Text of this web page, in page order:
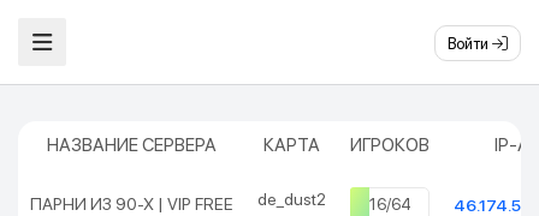
Войти
НАЗВАНИЕ СЕРВЕРА КАРТА ИГРОКОВ IP-
ПАРНИ ИЗ 90-Х | VIP FREE de_dust2 16/64